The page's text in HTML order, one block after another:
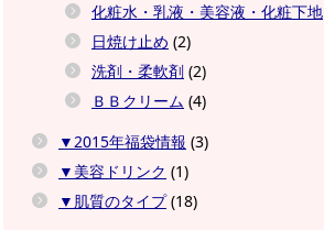
化粧水・乳液・美容液・化粧下地
日焼け止め (2)
洗剤・柔軟剤 (2)
ＢＢクリーム (4)
▼2015年福袋情報 (3)
▼美容ドリンク (1)
▼肌質のタイプ(18)